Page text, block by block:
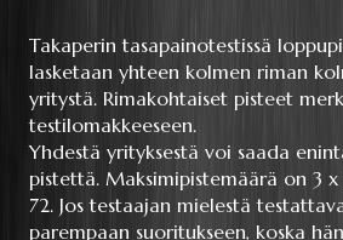
Takaperin tasapainotestissä
lasketaan yhteen kolmen riman
yritystä. Rimakohtaiset pisteet
testilomakkeeseen.
Yhdestä yrityksestä voi saada
pistettä. Maksimipistemäärä on 3 x
72. Jos testaajan mielestä
parempaan suoritukseen, koska